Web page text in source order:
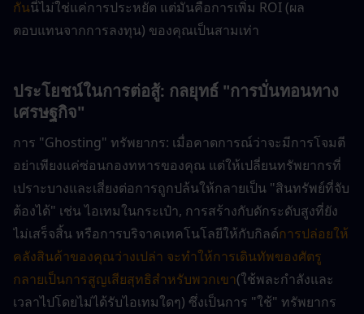
กันนี่ไม่ใช่แค่การประหยัด แต่มันคือการเพิ่ม ROI (ผล
ตอบแทนจากการลงทุน) ของคุณเป็นสามเท่า
ประโยชน์ในการต่อสู้: กลยุทธ์ "การบั่นทอนทาง
เศรษฐกิจ"
การ "Ghosting" ทรัพยากร: เมื่อคาดการณ์ว่าจะมีการโจมตี
อย่าเพียงแค่ซ่อนกองทหารของคุณ แต่ให้เปลี่ยนทรัพยากรที่
เปราะบางและเสี่ยงต่อการถูกปล้นให้กลายเป็น "สินทรัพย์ที่จับ
ต้องได้" เช่น ไอเทมในกระเป๋า, การสร้างกับดักระดับสูงที่ยัง
ไม่เสร็จสิ้น หรือการบริจาคเทคโนโลยีให้กับกิลด์การปล่อยให้
คลังสินค้าของคุณว่างเปล่า จะทำให้การเดินทัพของศัตรู
กลายเป็นการสูญเสียสุทธิสำหรับพวกเขา(ใช้พละกำลังและ
เวลาไปโดยไม่ได้รับไอเทมใดๆ) ซึ่งเป็นการ "ใช้" ทรัพยากร